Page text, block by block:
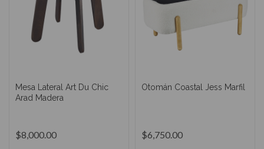
Mesa Lateral Art Du Chic
Arad Madera
$8,000.00
Otomán Coastal Jess Marfil
$6,750.00